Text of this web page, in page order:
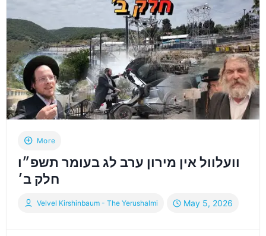
אין
מירון
תשפ”ו
More
וועלוול אין מירון ערב לג בעומר תשפ״ו
חלק ב׳
Velvel Kirshinbaum - The Yerushalmi May 5, 2026